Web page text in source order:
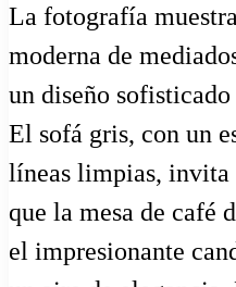
La fotografía
moderna de
un diseño
El sofá gris, con un
líneas limpias,
que la mesa de café
el impresionante